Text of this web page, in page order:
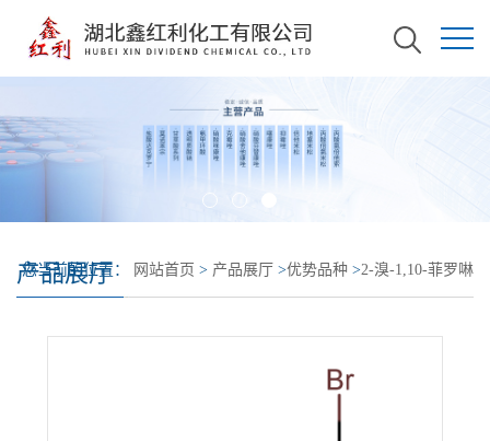
产品展厅
您当前的位置： 网站首页 > 产品展厅 >优势品种 >2-溴-1,10-菲罗啉